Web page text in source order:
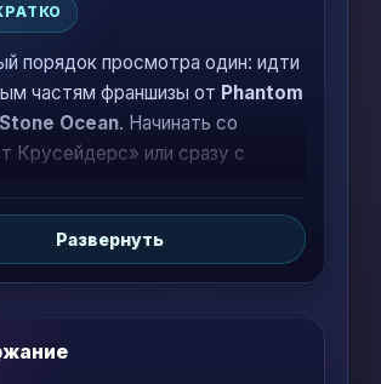
порядок просмотра один: идти
частям франшизы от Phantom
Stone Ocean. Начинать со
Крусейдерс» или сразу с
половина удовольствия: связи
возвращение героев и
Развернуть